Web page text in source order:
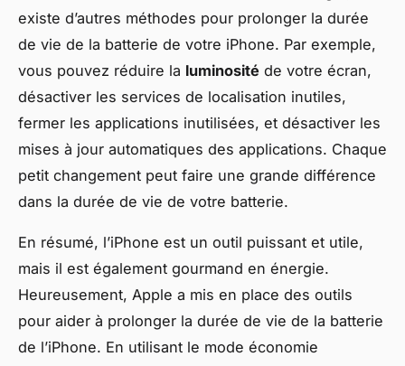
existe d’autres méthodes pour prolonger la durée
de vie de la batterie de votre iPhone. Par exemple,
vous pouvez réduire la luminosité de votre écran,
désactiver les services de localisation inutiles,
fermer les applications inutilisées, et désactiver les
mises à jour automatiques des applications. Chaque
petit changement peut faire une grande différence
dans la durée de vie de votre batterie.
En résumé, l’iPhone est un outil puissant et utile,
mais il est également gourmand en énergie.
Heureusement, Apple a mis en place des outils
pour aider à prolonger la durée de vie de la batterie
de l’iPhone. En utilisant le mode économie